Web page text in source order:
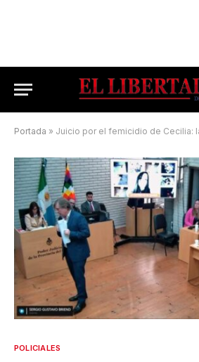
Portada » Juicio por el femicidio de Cecilia: la fiscalía y la querella
POLICIALES